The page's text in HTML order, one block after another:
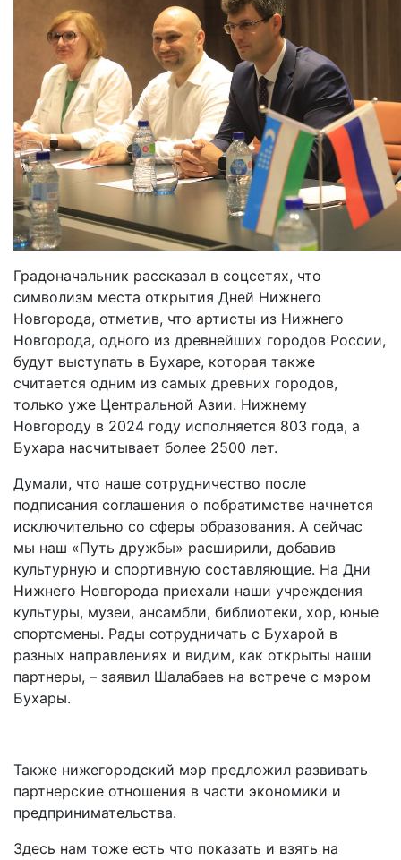
Градоначальник рассказал в соцсетях, что
символизм места открытия Дней Нижнего
Новгорода, отметив, что артисты из Нижнего
Новгорода, одного из древнейших городов России,
будут выступать в Бухаре, которая также
считается одним из самых древних городов,
только уже Центральной Азии. Нижнему
Новгороду в 2024 году исполняется 803 года, а
Бухара насчитывает более 2500 лет.
Думали, что наше сотрудничество после
подписания соглашения о побратимстве начнется
исключительно со сферы образования. А сейчас
мы наш «Путь дружбы» расширили, добавив
культурную и спортивную составляющие. На Дни
Нижнего Новгорода приехали наши учреждения
культуры, музеи, ансамбли, библиотеки, хор, юные
спортсмены. Рады сотрудничать с Бухарой в
разных направлениях и видим, как открыты наши
партнеры, – заявил Шалабаев на встрече с мэром
Бухары.
Также нижегородский мэр предложил развивать
партнерские отношения в части экономики и
предпринимательства.
Здесь нам тоже есть что показать и взять на